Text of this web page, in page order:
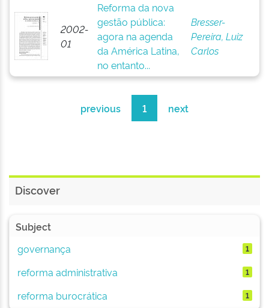
2002-
01
Reforma da nova
gestão pública:
agora na agenda
da América Latina,
no entanto...
Bresser-
Pereira, Luiz
Carlos
previous 1 next
Discover
Subject
governança
1
reforma administrativa 1
reforma burocrática 1